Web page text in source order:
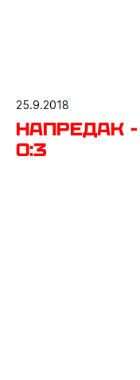
25.9.2018
Напредак
0:3